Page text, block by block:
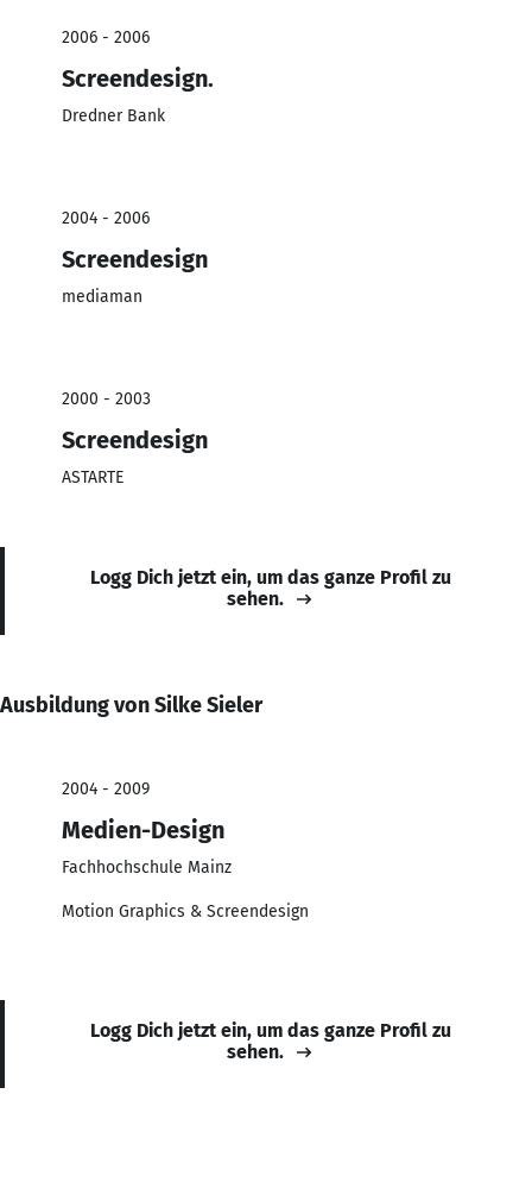
2006 - 2006
Screendesign.
Dredner Bank
2004 - 2006
Screendesign
mediaman
2000 - 2003
Screendesign
ASTARTE
Logg Dich jetzt ein, um das ganze Profil zu
sehen.
Ausbildung von Silke Sieler
2004 - 2009
Medien-Design
Fachhochschule Mainz
Motion Graphics & Screendesign
Logg Dich jetzt ein, um das ganze Profil zu
sehen.